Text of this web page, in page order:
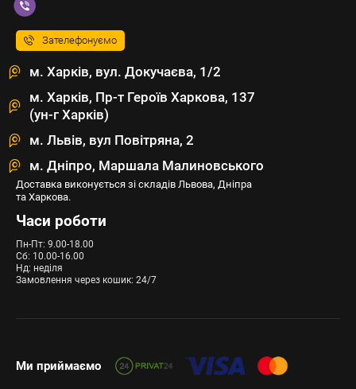
Зателефонуємо
м. Харків, вул. Докучаєва, 1/2
м. Харків, Пр-т Героїв Харкова, 137
(ун-г Харків)
м. Львів, вул Повітряна, 2
м. Дніпро, Маршала Малиновського
Доставка виконується зі складів Львова, Дніпра
та Харкова.
Часи роботи
Пн-Пт: 9.00-18.00
Сб: 10.00-16.00
Нд: неділя
Замовлення через кошик: 24/7
Ми приймаємо